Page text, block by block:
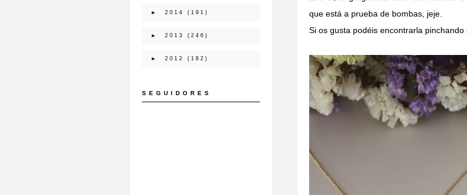
que está a prueba de bombas, jeje.
Si os gusta podéis encontrarla pinchando
► 2014 (191)
► 2013 (246)
► 2012 (182)
SEGUIDORES